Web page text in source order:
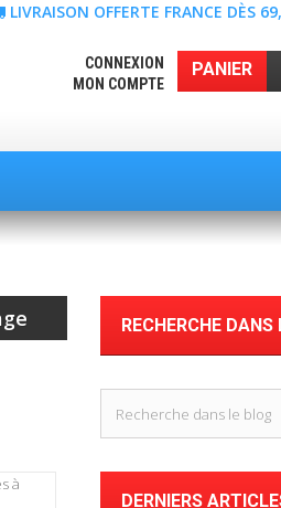
LIVRAISON OFFERTE FRANCE DÈS
PANIER
CONNEXION
MON COMPTE
RECHERCHE DANS
DERNIERS